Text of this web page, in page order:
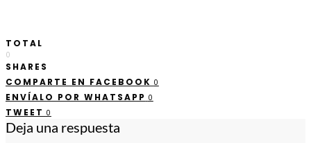
TOTAL
0
SHARES
COMPARTE EN FACEBOOK 0
ENVÍALO POR WHATSAPP 0
TWEET 0
Deja una respuesta